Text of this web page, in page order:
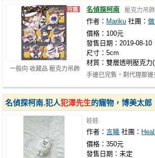
一般向 收藏品 壓克力吊飾
名偵探柯南 壓克力吊飾
作者： Mariku 社團：
價格：100元
發售日期：2019-08-10
尺寸：5cm
材質：雙層透明壓克力
手邊已完售，剩代理那邊
名偵探柯南.犯人犯澤先生的寵物，博美太郎
娃娃
作者：言曦 社團：
價格：350元
發售日期：未定